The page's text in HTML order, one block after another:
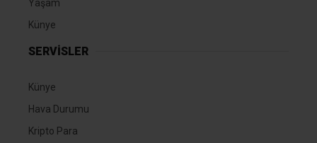
Yaşam
Künye
SERVİSLER
Künye
Hava Durumu
Kripto Para